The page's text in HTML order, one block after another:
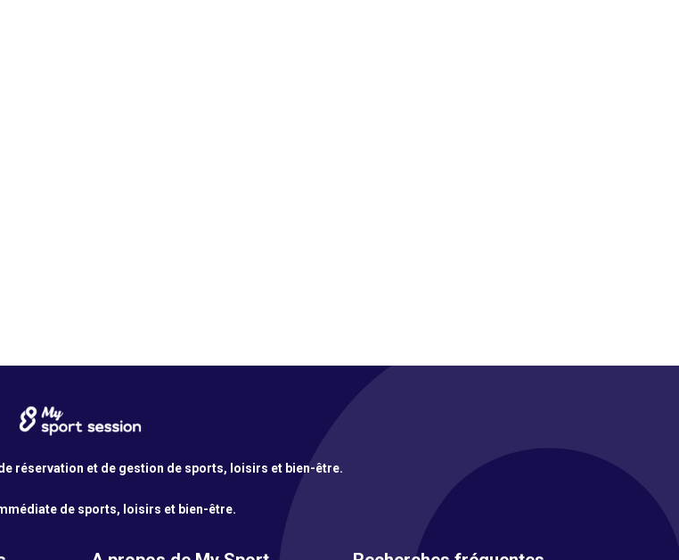
réservation et de gestion de sports, loisirs et bien-être.
de sports, loisirs et bien-être.